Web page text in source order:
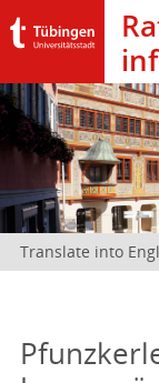
Translate into